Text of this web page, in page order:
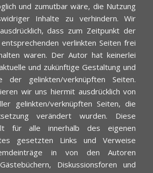
und zumutbar wäre, die Nutzung
Inhalte zu verhindern. Wir
dass zum Zeitpunkt der
verlinkten Seiten frei
waren. Der Autor hat keinerlei
und zukünftige Gestaltung und
gelinkten/verknüpften Seiten.
wir uns hiermit ausdrücklich von
gelinkten/verknüpften Seiten, die
verändert wurden. Diese
für alle innerhalb des eigenen
gesetzten Links und Verweise
in von den Autoren
Diskussionsforen und